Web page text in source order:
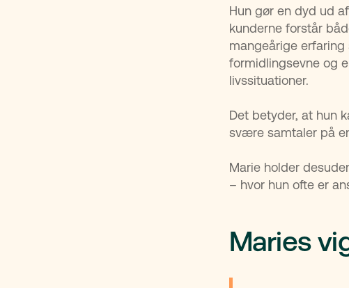
Hun gør en dyd ud
kunderne forstår
mangeårige
formidlingsevne og
livssituationer.
Det betyder, at hun
svære samtaler på
Marie holder
– hvor hun ofte er
Maries